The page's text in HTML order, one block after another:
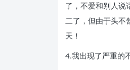
了，不爱和别人说
二了，但由于头不
天！
4.我出现了严重的